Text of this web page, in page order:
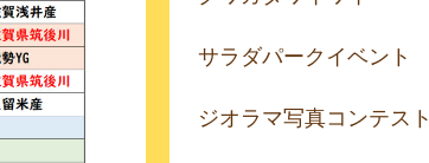
サラダパークイベント
ジオラマ写真コンテスト